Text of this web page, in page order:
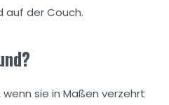
auf der Couch.
wenn sie in Maßen verzehrt